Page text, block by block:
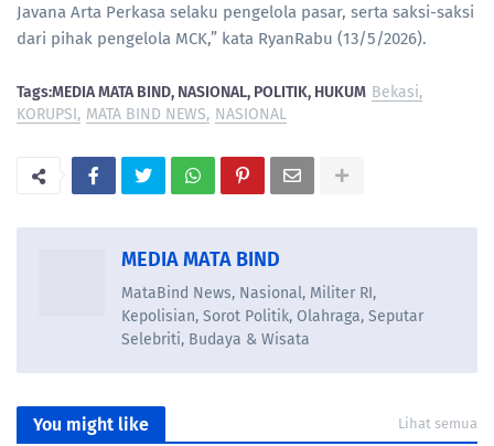
Javana Arta Perkasa selaku pengelola pasar, serta saksi-saksi
dari pihak pengelola MCK,” kata RyanRabu (13/5/2026).
Tags:MEDIA MATA BIND, NASIONAL, POLITIK, HUKUM Bekasi
KORUPSI MATA BIND NEWS NASIONAL
MEDIA MATA BIND
MataBind News, Nasional, Militer RI,
Kepolisian, Sorot Politik, Olahraga, Seputar
Selebriti, Budaya & Wisata
You might like Lihat semua